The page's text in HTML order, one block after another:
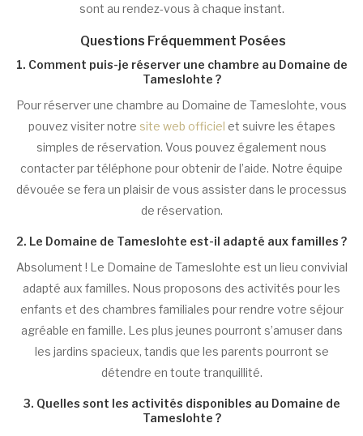
sont au rendez-vous à chaque instant.
Questions Fréquemment Posées
1. Comment puis-je réserver une chambre au Domaine de
Tameslohte ?
Pour réserver une chambre au Domaine de Tameslohte, vous
pouvez visiter notre site web officiel et suivre les étapes
simples de réservation. Vous pouvez également nous
contacter par téléphone pour obtenir de l’aide. Notre équipe
dévouée se fera un plaisir de vous assister dans le processus
de réservation.
2. Le Domaine de Tameslohte est-il adapté aux familles ?
Absolument ! Le Domaine de Tameslohte est un lieu convivial
adapté aux familles. Nous proposons des activités pour les
enfants et des chambres familiales pour rendre votre séjour
agréable en famille. Les plus jeunes pourront s’amuser dans
les jardins spacieux, tandis que les parents pourront se
détendre en toute tranquillité.
3. Quelles sont les activités disponibles au Domaine de
Tameslohte ?